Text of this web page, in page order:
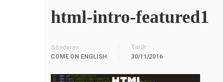
html-intro-featured1
Gönderen
COME ON ENGLISH
Tarih
30/11/2016